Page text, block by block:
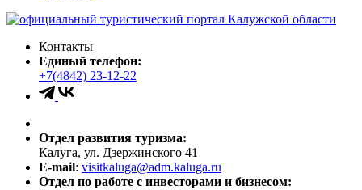
Контакты
Единый телефон:
+7(4842) 23-12-22
Отдел развития туризма:
Калуга, ул. Дзержинского 41
E-mail: visitkaluga@adm.kaluga.ru
Отдел по работе с инвесторами и бизнесом: